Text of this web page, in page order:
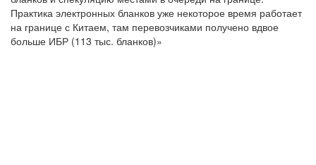
Практика электронных бланков уже некоторое время работает
на границе с Китаем, там перевозчиками получено вдвое
больше ИБР (113 тыс. бланков)»